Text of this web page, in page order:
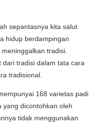
sepantasnya kita salut
hidup berdampingan
tradisi.
tradisi dalam tata cara
tradisional.
168 varietas padi
yang dicontohkan oleh
tidak menggunakan